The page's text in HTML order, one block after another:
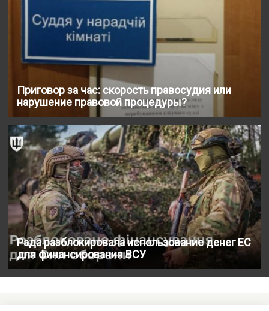
Приговор за час: скорость правосудия или
нарушение правовой процедуры?
Рада разблокировала использование денег ЕС
для финансирования ВСУ